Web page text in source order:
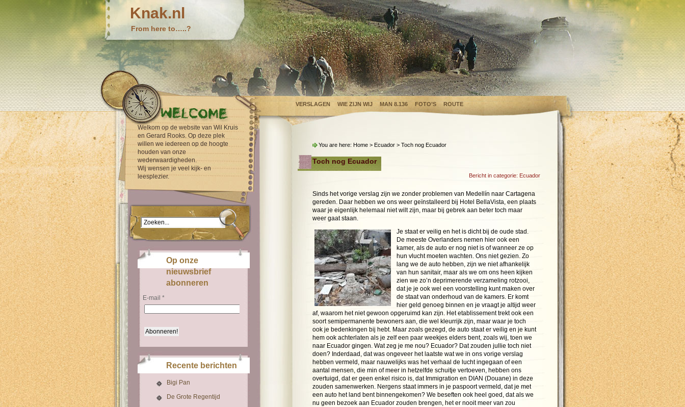
Knak.nl
From here to…..?
VERSLAGEN WIE ZIJN WIJ MAN 8.136 FOTO’S ROUTE
Welkom op de website van Wil Kruis
en Gerard Rooks. Op deze plek
willen we iedereen op de hoogte
houden van onze
wederwaardigheden.
Wij wensen je veel kijk- en
leesplezier.
Op onze
nieuwsbrief
abonneren
E-mail *
Recente berichten
Bigi Pan
De Grote Regentijd
You are here: Home > Ecuador > Toch nog Ecuador
Toch nog Ecuador
Bericht in categorie: Ecuador
Sinds het vorige verslag zijn we zonder problemen van Medellín naar Cartagena
gereden. Daar hebben we ons weer geïnstalleerd bij Hotel BellaVista, een plaats
waar je eigenlijk helemaal niet wilt zijn, maar bij gebrek aan beter toch maar
weer gaat staan.
Je staat er veilig en het is dicht bij de oude stad.
De meeste Overlanders nemen hier ook een
kamer, als de auto er nog niet is of wanneer ze op
hun vlucht moeten wachten. Ons niet gezien. Zo
lang we de auto hebben, zijn we niet afhankelijk
van hun sanitair, maar als we om ons heen kijken
zien we zo’n deprimerende verzameling rotzooi,
dat je je ook wel een voorstelling kunt maken over
de staat van onderhoud van de kamers. Er komt
hier geld genoeg binnen en je vraagt je altijd weer
af, waarom het niet gewoon opgeruimd kan zijn. Het etablissement trekt ook een
soort semipermanente bewoners aan, die wel kleurrijk zijn, maar waar je toch
ook je bedenkingen bij hebt. Maar zoals gezegd, de auto staat er veilig en je kunt
hem ook achterlaten als je zelf een paar weekjes elders bent, zoals wij, toen we
naar Ecuador gingen. Wat zeg je me nou? Ecuador? Dat zouden jullie toch niet
doen? Inderdaad, dat was ongeveer het laatste wat we in ons vorige verslag
hebben vermeld, maar nauwelijks was het verhaal de lucht ingegaan of een
aantal mensen, die min of meer in hetzelfde schuitje vertoeven, hebben ons
overtuigd, dat er geen enkel risico is, dat Immigration en DIAN (Douane) in deze
zouden samenwerken. Nergens staat immers in je paspoort vermeld, dat je met
een auto het land bent binnengekomen? We beseften ook heel goed, dat als we
nu geen bezoek aan Ecuador zouden brengen, het er nooit meer van zou